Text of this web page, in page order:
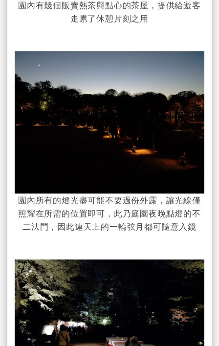
園內有幾個販賣熱茶與點心的茶屋，提供給遊客
走累了休憩片刻之用
園內所有的燈光盡可能不要過份外露，讓光線僅
照耀在所需的位置即可，此乃庭園夜晚點燈的不
二法門，因此連天上的一輪弦月都可隨意入鏡